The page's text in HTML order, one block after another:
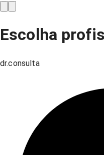
Escolha
dr.consulta